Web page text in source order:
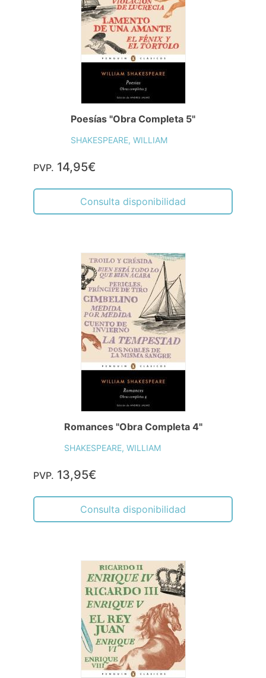
Poesías "Obra Completa 5"
SHAKESPEARE, WILLIAM
PVP. 14,95€
Consulta disponibilidad
Romances "Obra Completa 4"
SHAKESPEARE, WILLIAM
PVP. 13,95€
Consulta disponibilidad